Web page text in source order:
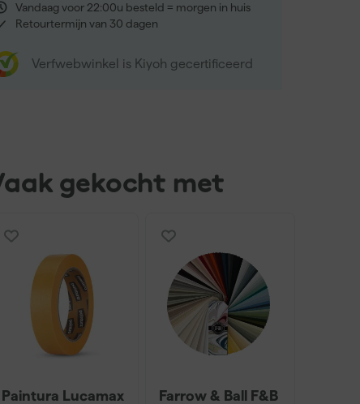
Vandaag voor 22:00u besteld = morgen in huis
Retourtermijn van 30 dagen
Verfwebwinkel is Kiyoh gecertificeerd
gekocht met
Paintura Lucamax
Farrow & Ball F&B